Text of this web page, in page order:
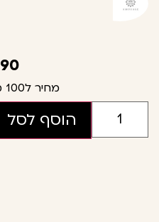
90
מחיר ל100 מ"ל:
הוסף לסל